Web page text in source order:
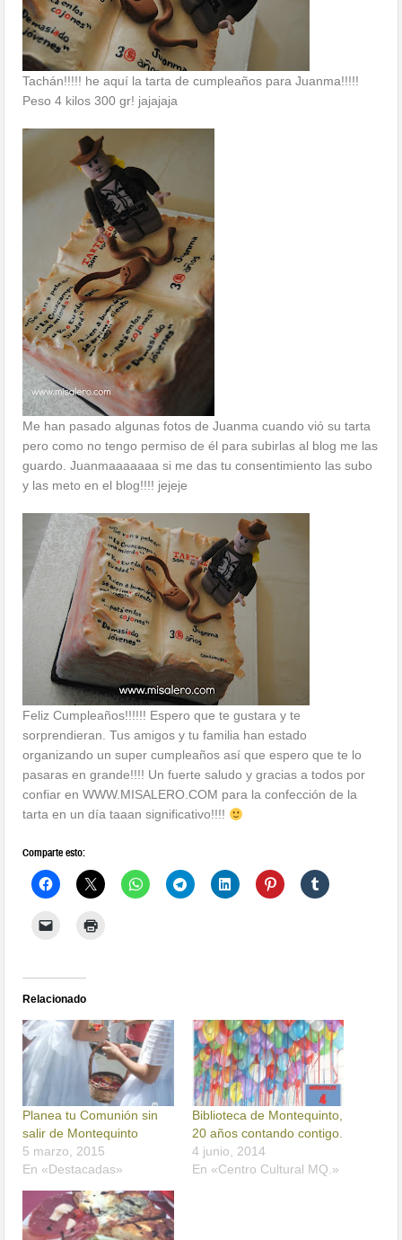
Tachán!!!!! he aquí la tarta de cumpleaños para Juanma!!!!!
Peso 4 kilos 300 gr! jajajaja
Me han pasado algunas fotos de Juanma cuando vió su tarta
pero como no tengo permiso de él para subirlas al blog me las
guardo. Juanmaaaaaaa si me das tu consentimiento las subo
y las meto en el blog!!!! jejeje
Feliz Cumpleaños!!!!!! Espero que te gustara y te
sorprendieran. Tus amigos y tu familia han estado
organizando un super cumpleaños así que espero que te lo
pasaras en grande!!!! Un fuerte saludo y gracias a todos por
confiar en WWW.MISALERO.COM para la confección de la
tarta en un día taaan significativo!!!!
Comparte esto:
Relacionado
Planea tu Comunión sin
salir de Montequinto
5 marzo, 2015
En «Destacadas»
Biblioteca de Montequinto,
20 años contando contigo.
4 junio, 2014
En «Centro Cultural MQ.»